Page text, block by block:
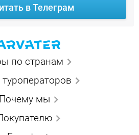
в Телеграм
по странам
Почему мы